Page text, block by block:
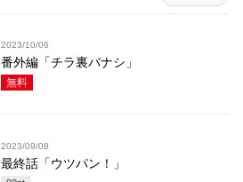
2023/10/06
番外編「チラ裏バナシ」
無料
2023/09/08
最終話「ウツパン！」